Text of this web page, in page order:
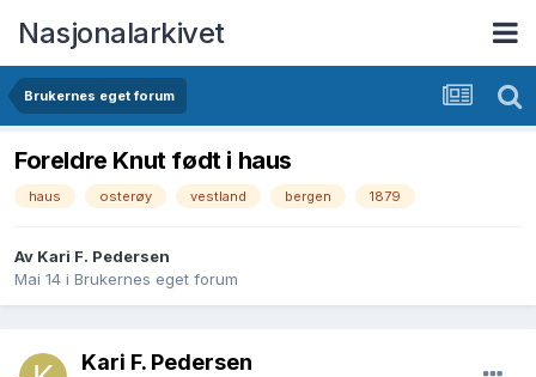
Nasjonalarkivet
Brukernes eget forum
Foreldre Knut født i haus
haus osterøy vestland bergen 1879
Av Kari F. Pedersen
Mai 14 i Brukernes eget forum
Kari F. Pedersen